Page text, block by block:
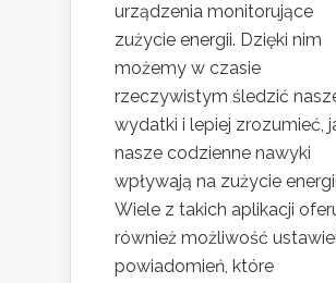
urządzenia monitorujące
zużycie energii. Dzięki nim
możemy w czasie
rzeczywistym śledzić
wydatki i lepiej zrozumieć,
nasze codzienne nawyki
wpływają na zużycie
Wiele z takich aplikacji
również możliwość
powiadomień, które